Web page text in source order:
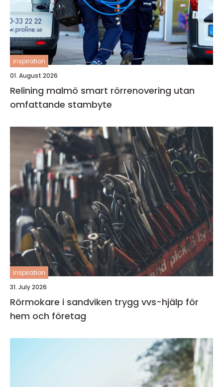
inspiration
01. August 2026
Relining malmö smart rörrenovering utan
omfattande stambyte
inspiration
31. July 2026
Rörmokare i sandviken trygg vvs-hjälp för
hem och företag